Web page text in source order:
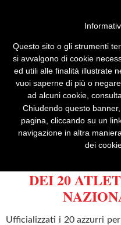
Menu Inserisci
Comunicati stampa con
TROFEO
ALPINO
DEI 20
Ufficializzati i 20 azzurri
Questo sito o gli strumenti
si avvalgono di cookie
ed utili alle finalità illustrate
vuoi saperne di più o
ad alcuni cookie,
Chiudendo questo
pagina, cliccando su un
navigazione in altra
dei